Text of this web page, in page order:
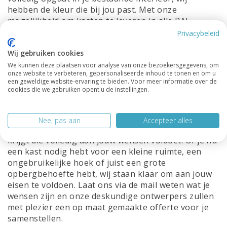
hebben de kleur die bij jou past. Met onze
mogelijkheid om kasten te leveren in alle RAL-
kleuren, zijn de mogelijkheden eindeloos. Al onze
kasten worden zijdeglans gespoten en wij werken
alleen maar met duurzame hoogwaardige
materialen.
Maatwerk:We begrijpen dat elk huis uniek is en dat
standaardmaten niet altijd aan jouw specifieke
mogelijkheid om al onze kasten op maat te laten
maken, zodat je een perfect passende oplossing
krijgt die volledig aan jouw wensen voldoet. Of je nu
een kast nodig hebt voor een kleine ruimte, een
ongebruikelijke hoek of juist een grote
opbergbehoefte hebt, wij staan klaar om aan jouw
eisen te voldoen. Laat ons via de mail weten wat je
wensen zijn en onze deskundige ontwerpers zullen
met plezier een op maat gemaakte offerte voor je
samenstellen.
Privacybeleid
Wij gebruiken cookies
We kunnen deze plaatsen voor analyse van onze bezoekersgegevens, om
onze website te verbeteren, gepersonaliseerde inhoud te tonen en om u
een geweldige website-ervaring te bieden. Voor meer informatie over de
cookies die we gebruiken opent u de instellingen.
Nee, pas aan Accepteer alles